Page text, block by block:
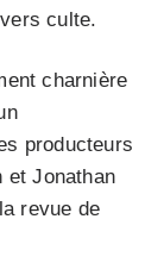
culte.
charnière
producteurs
et Jonathan
revue de